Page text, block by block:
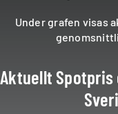
Under grafen visas
Aktuellt Spotpris